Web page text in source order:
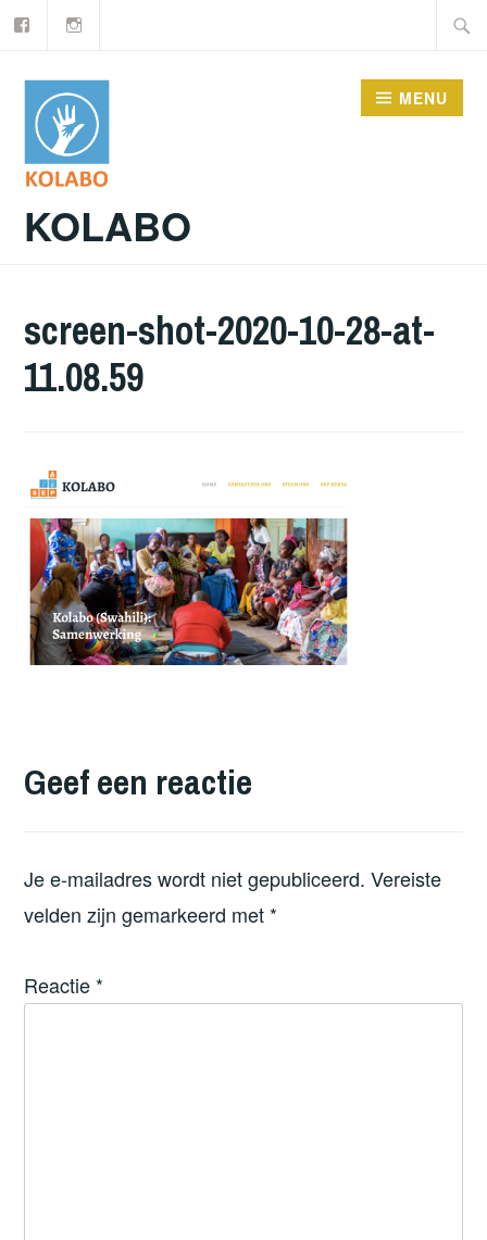
Doorgaan
inhoud
KOLABO
MENU
screen-shot-2020-10-28-at-
11.08.59
Geef een reactie
Je e-mailadres wordt niet gepubliceerd. Vereiste
velden zijn gemarkeerd met *
Reactie *